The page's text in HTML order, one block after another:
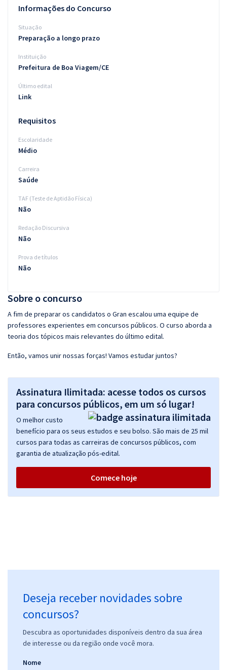
Questões grátis
Blog
Aprovados
Sobre o concurso
A fim de preparar os candidatos o Gran escalou uma equipe de
professores experientes em concursos públicos. O curso aborda a
teoria dos tópicos mais relevantes do último edital.
Então, vamos unir nossas forças! Vamos estudar juntos?
Assinatura Ilimitada: acesse todos os cursos
para concursos públicos, em um só lugar!
O melhor custo
benefício para os seus estudos e seu bolso. São mais de 25 mil
cursos para todas as carreiras de concursos públicos, com
garantia de atualização pós-edital.
Comece hoje
Deseja receber novidades sobre
concursos?
Descubra as oportunidades disponíveis dentro da sua área
de interesse ou da região onde você mora.
Nome
Informações do Concurso
Situação
Preparação a longo prazo
Instituição
Prefeitura de Boa Viagem/CE
Último edital
Link
Requisitos
Escolaridade
Médio
Carreira
Saúde
TAF (Teste de Aptidão Física)
Não
Redação Discursiva
Não
Prova de títulos
Não